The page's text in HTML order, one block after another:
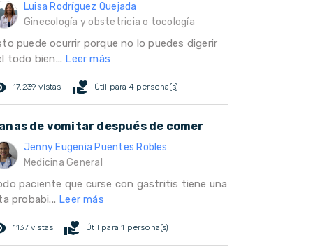
Luisa Rodríguez Quejada
Ginecología y obstetricia o tocología
puede ocurrir porque no lo puedes digerir
todo bien... Leer más
17.239 vistas volunteer_activism Útil para 4 persona(s)
de vomitar después de comer
Jenny Eugenia Puentes Robles
Medicina General
paciente que curse con gastritis tiene una
probabi... Leer más
1137 vistas volunteer_activism Útil para 1 persona(s)